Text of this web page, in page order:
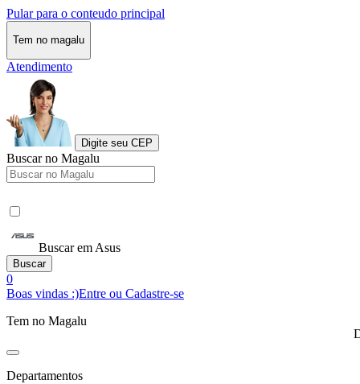
Pular para o conteudo principal
Tem no magalu
Atendimento
Digite seu CEP
Buscar no Magalu
Buscar em Asus
Buscar
0
Boas vindas :)Entre ou Cadastre-se
Tem no Magalu
Departamentos